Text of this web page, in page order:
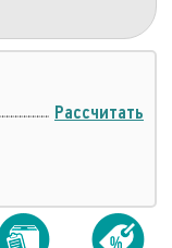
Рассчитать